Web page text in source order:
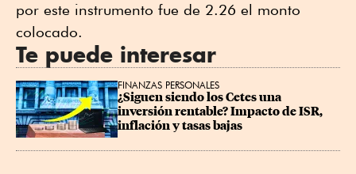
por este instrumento fue de 2.26 el monto
colocado.
Te puede interesar
FINANZAS PERSONALES
¿Siguen siendo los Cetes una
inversión rentable? Impacto de ISR,
inflación y tasas bajas